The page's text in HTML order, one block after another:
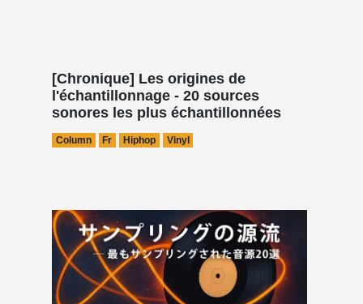
[Chronique] Les origines de
l'échantillonnage - 20 sources
sonores les plus échantillonnées
Column Fr Hiphop Vinyl